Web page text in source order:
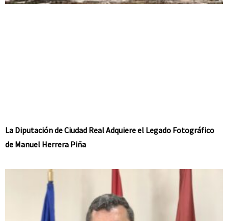
La Diputación de Ciudad Real Adquiere el Legado Fotográfico
de Manuel Herrera Piña